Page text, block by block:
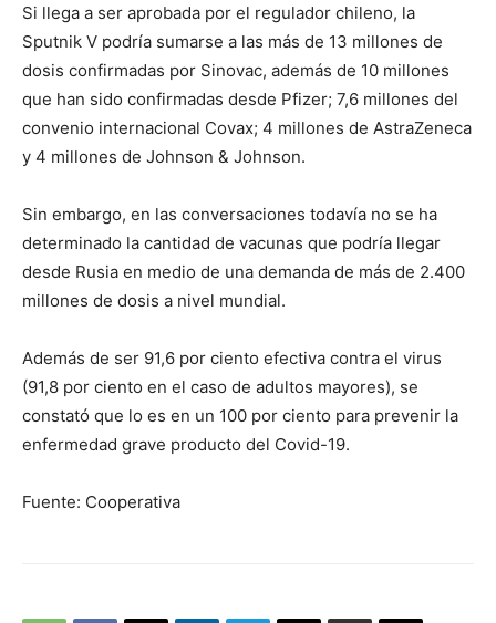
Si llega a ser aprobada por el regulador chileno, la
Sputnik V podría sumarse a las más de 13 millones de
dosis confirmadas por Sinovac, además de 10 millones
que han sido confirmadas desde Pfizer; 7,6 millones del
convenio internacional Covax; 4 millones de AstraZeneca
y 4 millones de Johnson & Johnson.
Sin embargo, en las conversaciones todavía no se ha
determinado la cantidad de vacunas que podría llegar
desde Rusia en medio de una demanda de más de 2.400
millones de dosis a nivel mundial.
Además de ser 91,6 por ciento efectiva contra el virus
(91,8 por ciento en el caso de adultos mayores), se
constató que lo es en un 100 por ciento para prevenir la
enfermedad grave producto del Covid-19.
Fuente: Cooperativa